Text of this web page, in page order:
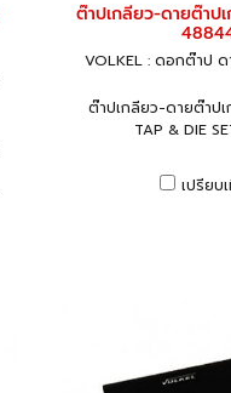
ต๊าปเกลียว-ดายต๊าป
VOLKEL : ดอกต๊าป
ต๊าปเกลียว-ดายต๊าป
TAP & DIE
เปรียบ